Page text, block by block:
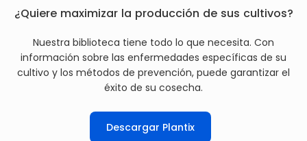
¿Quiere maximizar la producción de sus cultivos?
Nuestra biblioteca tiene todo lo que necesita. Con
información sobre las enfermedades específicas de su
cultivo y los métodos de prevención, puede garantizar el
éxito de su cosecha.
Descargar Plantix